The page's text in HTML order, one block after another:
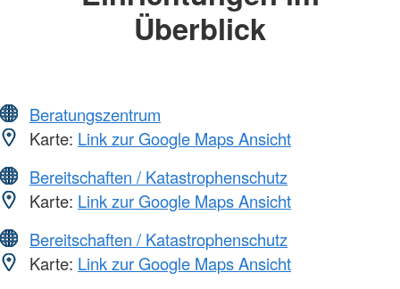
Überblick
Beratungszentrum
Karte: Link zur Google Maps Ansicht
Bereitschaften / Katastrophenschutz
Karte: Link zur Google Maps Ansicht
Bereitschaften / Katastrophenschutz
Karte: Link zur Google Maps Ansicht